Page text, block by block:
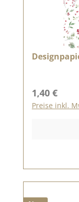
Regulärer
1,40 €
Preise inkl.